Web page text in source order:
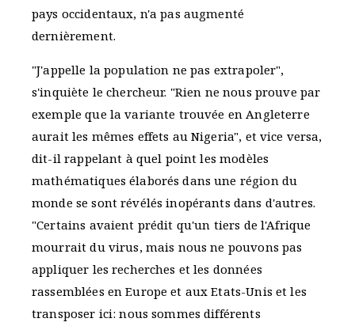
pays occidentaux, n'a pas augmenté
dernièrement.
"J'appelle la population ne pas extrapoler",
s'inquiète le chercheur. "Rien ne nous prouve par
exemple que la variante trouvée en Angleterre
aurait les mêmes effets au Nigeria", et vice versa,
dit-il rappelant à quel point les modèles
mathématiques élaborés dans une région du
monde se sont révélés inopérants dans d'autres.
"Certains avaient prédit qu'un tiers de l'Afrique
mourrait du virus, mais nous ne pouvons pas
appliquer les recherches et les données
rassemblées en Europe et aux Etats-Unis et les
transposer ici: nous sommes différents